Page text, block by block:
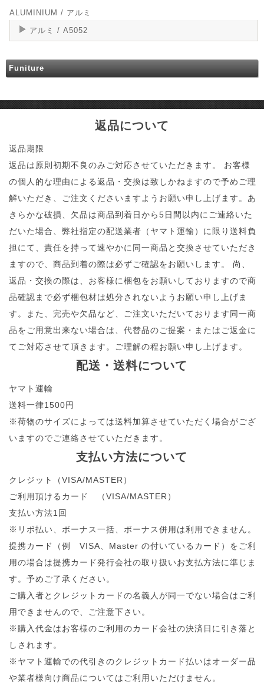
ALUMINIUM / アルミ
アルミ / A5052
Funiture
返品について
返品期限
返品は原則初期不良のみご対応させていただきます。 お客様
の個人的な理由による返品・交換は致しかねますので予めご理
解いただき、ご注文くださいますようお願い申し上げます。あ
きらかな破損、欠品は商品到着日から5日間以内にご連絡いた
だいた場合、弊社指定の配送業者（ヤマト運輸）に限り送料負
担にて、責任を持って速やかに同一商品と交換させていただき
ますので、商品到着の際は必ずご確認をお願いします。 尚、
返品・交換の際は、お客様に梱包をお願いしておりますので商
品確認まで必ず梱包材は処分されないようお願い申し上げま
す。また、完売や欠品など、ご注文いただいております同一商
品をご用意出来ない場合は、代替品のご提案・またはご返金に
てご対応させて頂きます。ご理解の程お願い申し上げます。
配送・送料について
ヤマト運輸
送料一律1500円
※荷物のサイズによっては送料加算させていただく場合がござ
いますのでご連絡させていただきます。
支払い方法について
クレジット（VISA/MASTER）
ご利用頂けるカード （VISA/MASTER）
支払い方法1回
※リボ払い、ボーナス一括、ボーナス併用は利用できません。
提携カード（例 VISA、Master の付いているカード）をご利
用の場合は提携カード発行会社の取り扱いお支払方法に準じま
す。予めご了承ください。
ご購入者とクレジットカードの名義人が同一でない場合はご利
用できませんので、ご注意下さい。
※購入代金はお客様のご利用のカード会社の決済日に引き落と
しされます。
※ヤマト運輸での代引きのクレジットカード払いはオーダー品
や業者様向け商品についてはご利用いただけません。